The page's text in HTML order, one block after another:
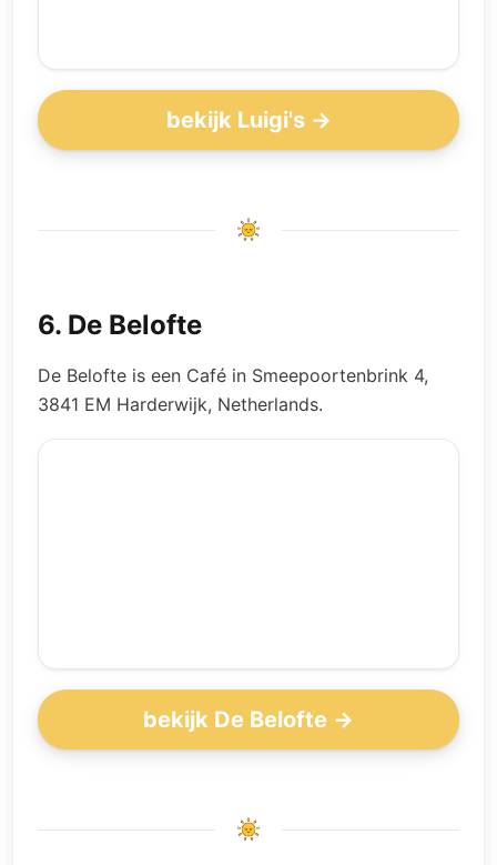
bekijk Luigi's →
6. De Belofte
De Belofte is een Café in Smeepoortenbrink 4,
3841 EM Harderwijk, Netherlands.
bekijk De Belofte →